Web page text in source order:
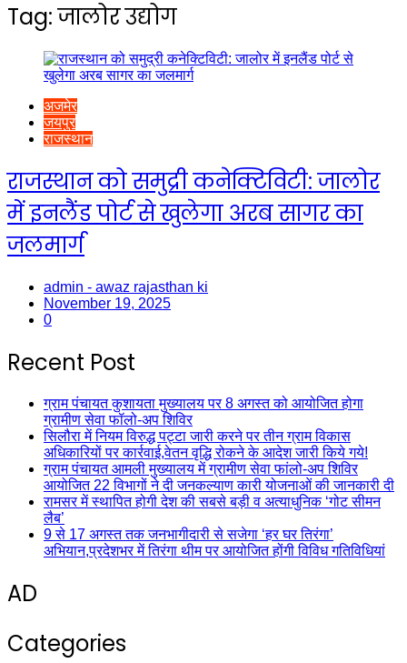
Tag:जालोर उद्योग
अजमेर
जयपुर
राजस्थान
राजस्थान को समुद्री कनेक्टिविटी: जालोर
में इनलैंड पोर्ट से खुलेगा अरब सागर का
जलमार्ग
admin - awaz rajasthan ki
November 19, 2025
0
Recent Post
ग्राम पंचायत कुशायता मुख्यालय पर 8 अगस्त को आयोजित होगा
ग्रामीण सेवा फॉलो-अप शिविर
सिलौरा में नियम विरुद्ध पट्टा जारी करने पर तीन ग्राम विकास
अधिकारियों पर कार्रवाई,वेतन वृद्धि रोकने के आदेश जारी किये गये!
ग्राम पंचायत आमली मुख्यालय में ग्रामीण सेवा फांलो-अप शिविर
आयोजित 22 विभागों ने दी जनकल्याण कारी योजनाओं की जानकारी दी
रामसर में स्थापित होगी देश की सबसे बड़ी व अत्याधुनिक ‘गोट सीमन
लैब’
9 से 17 अगस्त तक जनभागीदारी से सजेगा ‘हर घर तिरंगा’
अभियान,प्रदेशभर में तिरंगा थीम पर आयोजित होंगी विविध गतिविधियां
AD
Categories